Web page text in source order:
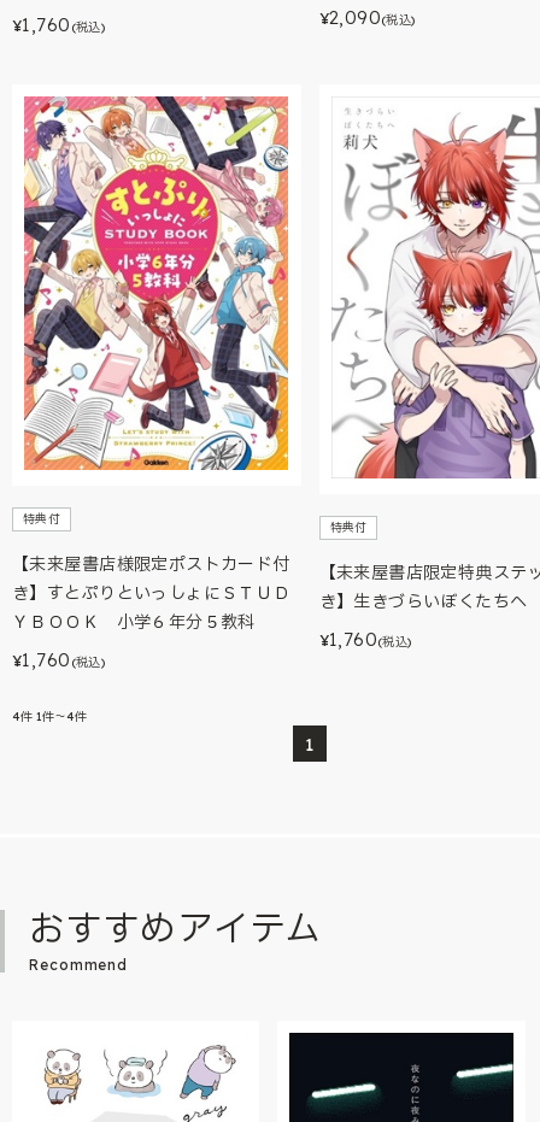
¥1,760 (税込) ¥2,090(税込)
特典付
【未来屋書店様限定ポストカード付
き】すとぷりといっしょにＳＴＵＤ
ＹＢＯＯＫ 小学６年分５教科
¥1,760 (税込)
特典付
【未来屋書店限定特典ステ
き】生きづらいぼくたち
¥1,760(税込)
4件 1件～4件
1
おすすめアイテム
Recommend